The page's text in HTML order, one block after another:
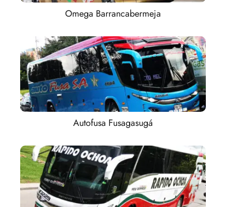
Omega Barrancabermeja
Autofusa Fusagasugá